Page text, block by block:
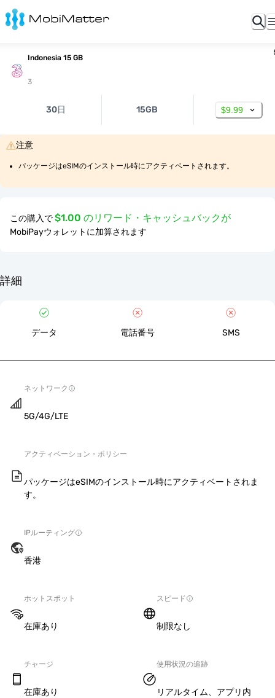
Indonesia 15 GB
3
30日 15GB $9.99
注意
パッケージはeSIMのインストール時にアクティベートされます。
この購入で$1.00 のリワード・キャッシュバックが
MobiPayウォレットに加算されます
詳細
データ 電話番号 SMS
ネットワーク
5G/4G/LTE
アクティベーション・ポリシー
パッケージはeSIMのインストール時にアクティベートされま
す。
IPルーティング
香港
ホットスポット
在庫あり
スピード
制限なし
チャージ
在庫あり
使用状況の追跡
リアルタイム、アプリ内